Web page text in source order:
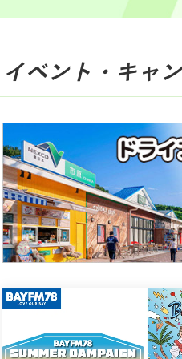
イベント・キャ